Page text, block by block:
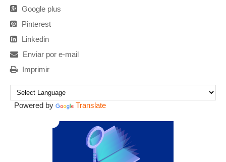
Google plus
Pinterest
Linkedin
Enviar por e-mail
Imprimir
Powered by Translate